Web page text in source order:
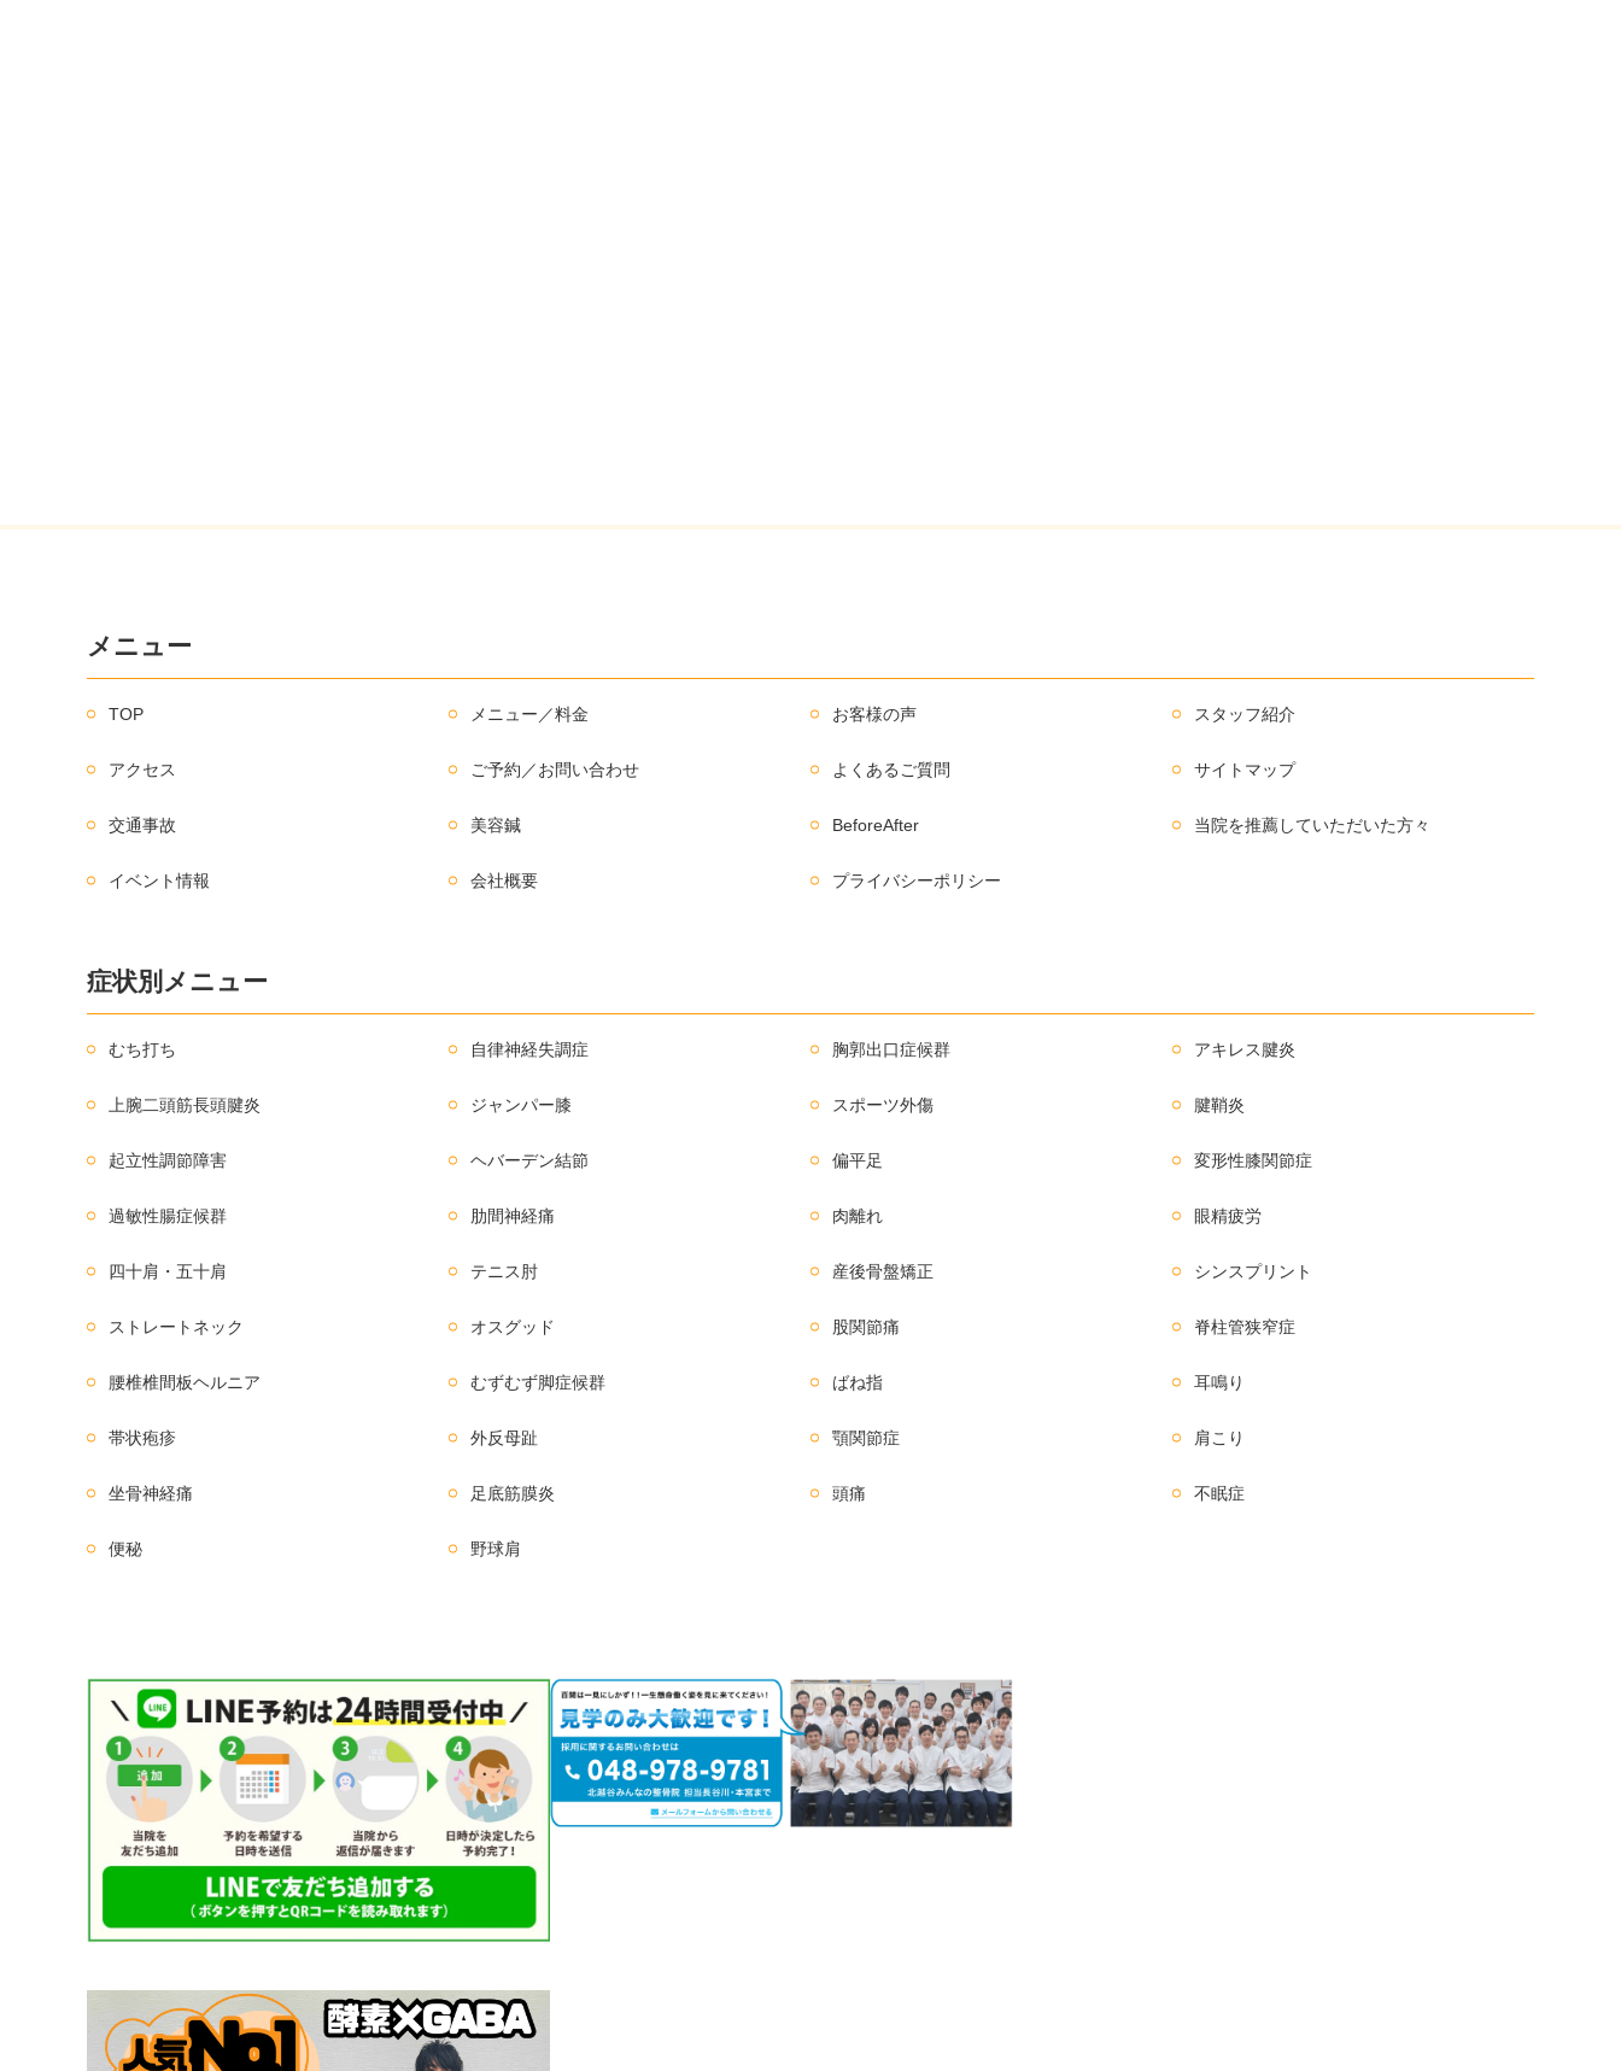
メニュー
TOP メニュー／料金 お客様の声 スタッフ紹介
アクセス ご予約／お問い合わせ よくあるご質問 サイトマップ
交通事故 美容鍼 BeforeAfter 当院を推薦していただいた方々
イベント情報 会社概要 プライバシーポリシー
症状別メニュー
むち打ち 自律神経失調症 胸郭出口症候群 アキレス腱炎
上腕二頭筋長頭腱炎 ジャンパー膝 スポーツ外傷 腱鞘炎
起立性調節障害 ヘバーデン結節 偏平足 変形性膝関節症
過敏性腸症候群 肋間神経痛 肉離れ 眼精疲労
四十肩・五十肩 テニス肘 産後骨盤矯正 シンスプリント
ストレートネック オスグッド 股関節痛 脊柱管狭窄症
腰椎椎間板ヘルニア むずむず脚症候群 ばね指 耳鳴り
帯状疱疹 外反母趾 顎関節症 肩こり
坐骨神経痛 足底筋膜炎 頭痛 不眠症
便秘 野球肩